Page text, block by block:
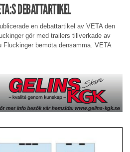
DEBATTARTIKEL
en debattartikel av VETA den
gör med trailers tillverkade av
Fluckinger bemöta densamma. VETA